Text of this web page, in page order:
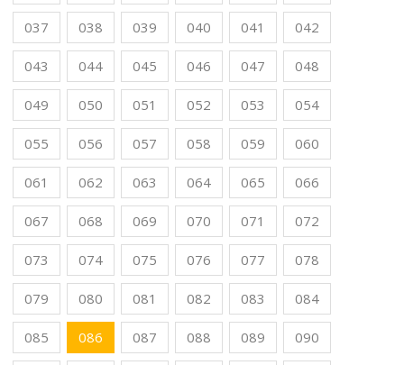
037 038 039 040 041 042
043 044 045 046 047 048
049 050 051 052 053 054
055 056 057 058 059 060
061 062 063 064 065 066
067 068 069 070 071 072
073 074 075 076 077 078
079 080 081 082 083 084
085 086 087 088 089 090